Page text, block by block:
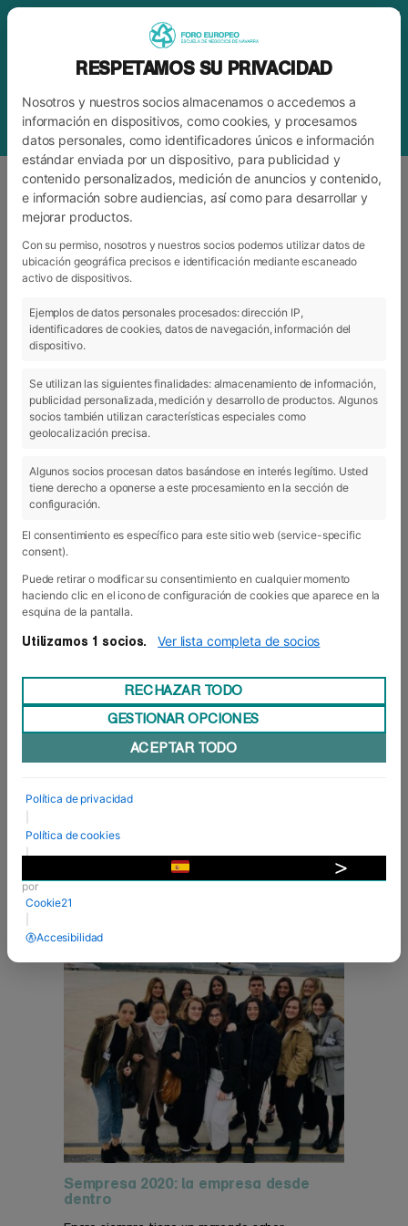
ETIQUETAGRADO DE ENSEÑANZA Y
ANIMACIÓN SOCIODEPORTIVA
ARCHIVO CATEGORÍAS
29 Ene 2021
El deportista cubano y jugador del club
Waterpolo Navarra, Girlado Carales, ha
mantenido un encuentro esta mañana con el
coordinador de deportes del Campo de Deportes
Larraina y excapitán del WP Navarra, Asier
Sempresa 2020: la empresa desde
dentro
RESPETAMOS SU PRIVACIDAD
Nosotros y nuestros socios almacenamos o accedemos a
información en dispositivos, como cookies, y procesamos
datos personales, como identificadores únicos e información
estándar enviada por un dispositivo, para publicidad y
contenido personalizados, medición de anuncios y contenido,
e información sobre audiencias, así como para desarrollar y
mejorar productos.
Con su permiso, nosotros y nuestros socios podemos utilizar datos de
ubicación geográfica precisos e identificación mediante escaneado
activo de dispositivos.
Ejemplos de datos personales procesados: dirección IP,
identificadores de cookies, datos de navegación, información del
dispositivo.
Se utilizan las siguientes finalidades: almacenamiento de información,
publicidad personalizada, medición y desarrollo de productos. Algunos
socios también utilizan características especiales como
geolocalización precisa.
Algunos socios procesan datos basándose en interés legítimo. Usted
tiene derecho a oponerse a este procesamiento en la sección de
configuración.
El consentimiento es específico para este sitio web (service-specific
consent).
Puede retirar o modificar su consentimiento en cualquier momento
haciendo clic en el icono de configuración de cookies que aparece en la
esquina de la pantalla.
Utilizamos 1 socios. Ver lista completa de socios
RECHAZAR TODO
GESTIONAR OPCIONES
ACEPTAR TODO
Política de privacidad
Política de cookies
|
por
Cookie21
Accesibilidad